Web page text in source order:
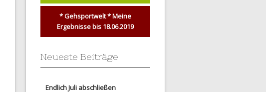
* Gehsportwelt * Meine
Ergebnisse bis 18.06.2019
Neueste Beiträge
Endlich Juli abschließen